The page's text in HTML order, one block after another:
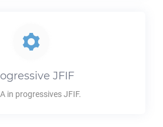
JFIF
in progressivesJFIF.